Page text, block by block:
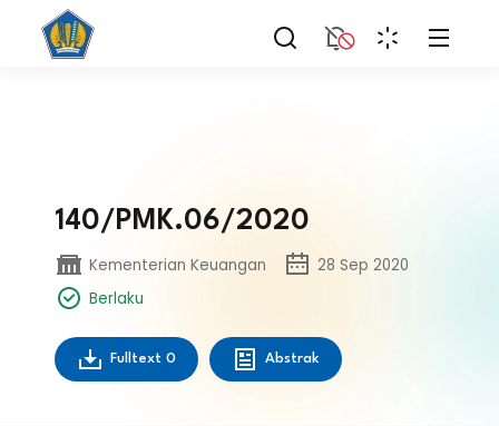
140/PMK.06/2020
Kementerian Keuangan
28 Sep 2020
Berlaku
Fulltext 0 Abstrak